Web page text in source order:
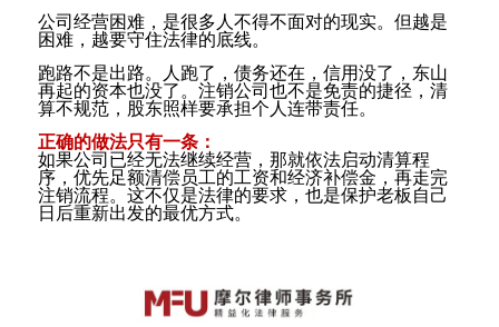
公司经营困难，是很多人不得不面对的现实。但越是
困难，越要守住法律的底线。
跑路不是出路。人跑了，债务还在，信用没了，东山
再起的资本也没了。注销公司也不是免责的捷径，清
算不规范，股东照样要承担个人连带责任。
正确的做法只有一条：
如果公司已经无法继续经营，那就依法启动清算程
序，优先足额清偿员工的工资和经济补偿金，再走完
注销流程。这不仅是法律的要求，也是保护老板自己
日后重新出发的最优方式。